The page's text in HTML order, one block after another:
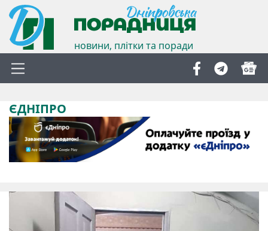
новини, плітки та поради
ЄДНІПРО